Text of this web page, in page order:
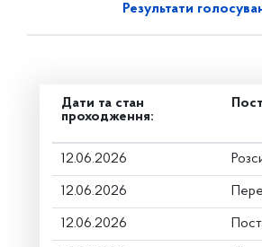
Результати
Дати та стан
проходження:
12.06.2026
12.06.2026
12.06.2026